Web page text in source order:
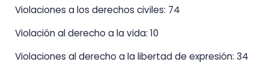
Violaciones a los derechos civiles: 74
Violación al derecho a la vida: 10
Violaciones al derecho a la libertad de expresión: 34